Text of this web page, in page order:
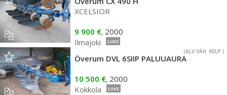
XCELSIOR
9 900 €, 2000
Ilmajoki
LIIKE
(ALV VÄH. KELP.)
Överum DVL 6SIIP PALUUAURA
10 500 €, 2000
Kokkola
LIIKE